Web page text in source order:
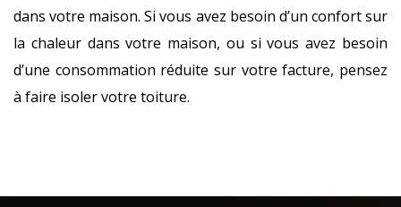
dans votre maison. Si vous avez besoin d’un confort sur
la chaleur dans votre maison, ou si vous avez besoin
d’une consommation réduite sur votre facture, pensez
à faire isoler votre toiture.